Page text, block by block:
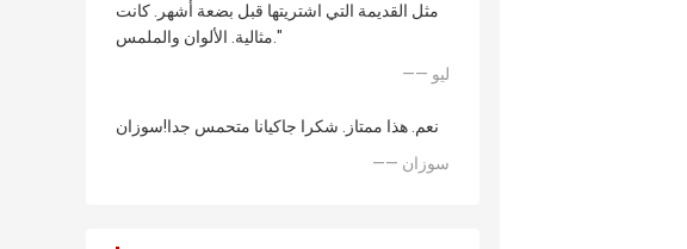
مثل القديمة التي اشتريتها قبل بضعة أشهر. كانت
مثالية. الألوان والملمس."
—— ليو
نعم. هذا ممتاز. شكرا جاكيانا متحمس جدا!سوزان
—— سوزان